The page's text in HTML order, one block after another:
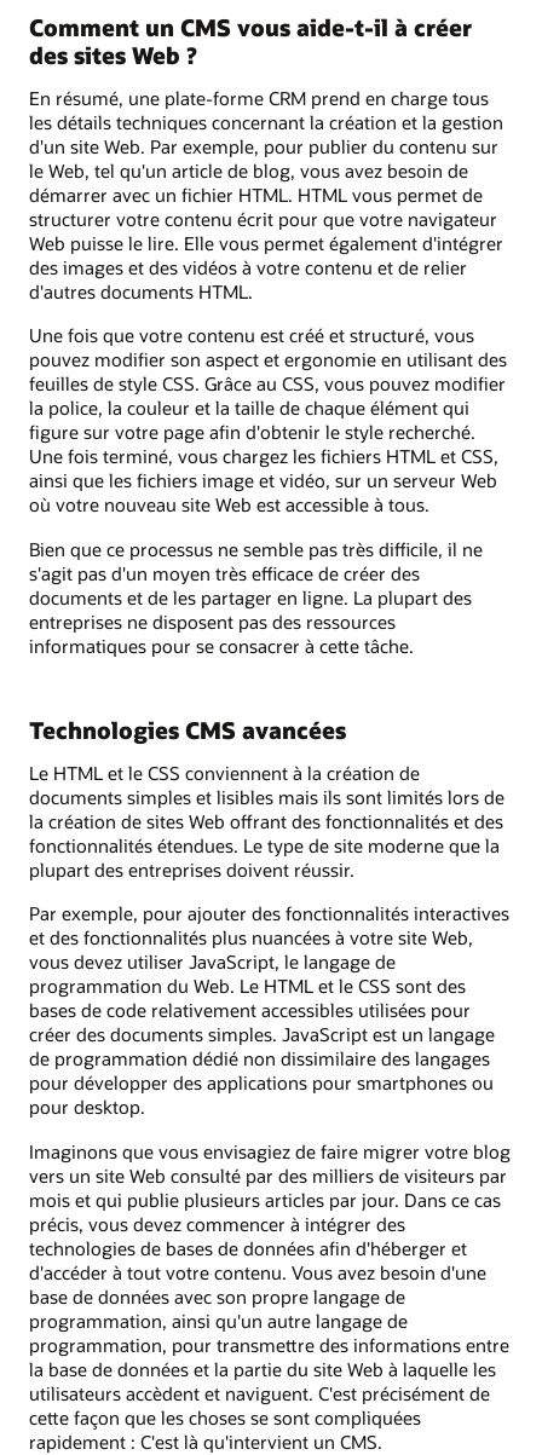
Comment un CMS vous aide-t-il à créer
des sites Web ?
En résumé, une plate-forme CRM prend en charge tous
les détails techniques concernant la création et la gestion
d'un site Web. Par exemple, pour publier du contenu sur
le Web, tel qu'un article de blog, vous avez besoin de
démarrer avec un fichier HTML. HTML vous permet de
structurer votre contenu écrit pour que votre navigateur
Web puisse le lire. Elle vous permet également d'intégrer
des images et des vidéos à votre contenu et de relier
d'autres documents HTML.
Une fois que votre contenu est créé et structuré, vous
pouvez modifier son aspect et ergonomie en utilisant des
feuilles de style CSS. Grâce au CSS, vous pouvez modifier
la police, la couleur et la taille de chaque élément qui
figure sur votre page afin d'obtenir le style recherché.
Une fois terminé, vous chargez les fichiers HTML et CSS,
ainsi que les fichiers image et vidéo, sur un serveur Web
où votre nouveau site Web est accessible à tous.
Bien que ce processus ne semble pas très difficile, il ne
s'agit pas d'un moyen très efficace de créer des
documents et de les partager en ligne. La plupart des
entreprises ne disposent pas des ressources
informatiques pour se consacrer à cette tâche.
Technologies CMS avancées
Le HTML et le CSS conviennent à la création de
documents simples et lisibles mais ils sont limités lors de
la création de sites Web offrant des fonctionnalités et des
fonctionnalités étendues. Le type de site moderne que la
plupart des entreprises doivent réussir.
Par exemple, pour ajouter des fonctionnalités interactives
et des fonctionnalités plus nuancées à votre site Web,
vous devez utiliser JavaScript, le langage de
programmation du Web. Le HTML et le CSS sont des
bases de code relativement accessibles utilisées pour
créer des documents simples. JavaScript est un langage
de programmation dédié non dissimilaire des langages
pour développer des applications pour smartphones ou
pour desktop.
Imaginons que vous envisagiez de faire migrer votre blog
vers un site Web consulté par des milliers de visiteurs par
mois et qui publie plusieurs articles par jour. Dans ce cas
précis, vous devez commencer à intégrer des
technologies de bases de données afin d'héberger et
d'accéder à tout votre contenu. Vous avez besoin d'une
base de données avec son propre langage de
programmation, ainsi qu'un autre langage de
programmation, pour transmettre des informations entre
la base de données et la partie du site Web à laquelle les
utilisateurs accèdent et naviguent. C'est précisément de
cette façon que les choses se sont compliquées
rapidement : C'est là qu'intervient un CMS.